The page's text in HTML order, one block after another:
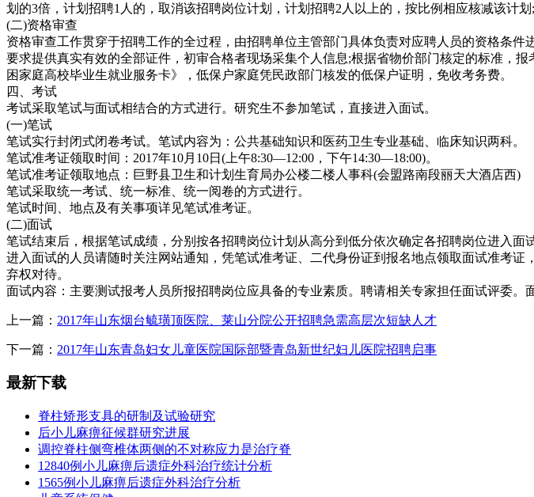
划的3倍，计划招聘1人的，取消该招聘岗位计划，计划招聘2人以上的，按比例相应核减该计
(二)资格审查
资格审查工作贯穿于招聘工作的全过程，由招聘单位主管部门具体负责对应聘人员的资格条
要求提供真实有效的全部证件，初审合格者现场采集个人信息;根据省物价部门核定的标准，
困家庭高校毕业生就业服务卡》，低保户家庭凭民政部门核发的低保户证明，免收考务费。
四、考试
考试采取笔试与面试相结合的方式进行。研究生不参加笔试，直接进入面试。
(一)笔试
笔试实行封闭式闭卷考试。笔试内容为：公共基础知识和医药卫生专业基础、临床知识两科。
笔试准考证领取时间：2017年10月10日(上午8:30—12:00，下午14:30—18:00)。
笔试准考证领取地点：巨野县卫生和计划生育局办公楼二楼人事科(会盟路南段丽天大酒店西)
笔试采取统一考试、统一标准、统一阅卷的方式进行。
笔试时间、地点及有关事项详见笔试准考证。
(二)面试
笔试结束后，根据笔试成绩，分别按各招聘岗位计划从高分到低分依次确定各招聘岗位进入面
进入面试的人员请随时关注网站通知，凭笔试准考证、二代身份证到报名地点领取面试准考
弃权对待。
面试内容：主要测试报考人员所报招聘岗位应具备的专业素质。聘请相关专家担任面试评委
上一篇： 2017年山东烟台毓璜顶医院、莱山分院公开招聘急需高层次短缺人才
下一篇： 2017年山东青岛妇女儿童医院国际部暨青岛新世纪妇儿医院招聘启事
最新下载
脊柱矫形支具的研制及试验研究
后小儿麻痹征候群研究进展
调控脊柱侧弯椎体两侧的不对称应力是治疗脊
12840例小儿麻痹后遗症外科治疗统计分析
1565例小儿麻痹后遗症外科治疗分析